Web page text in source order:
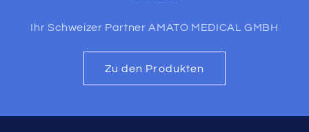
Ihr Schweizer Partner AMATO MEDICAL GMBH
Zu den Produkten